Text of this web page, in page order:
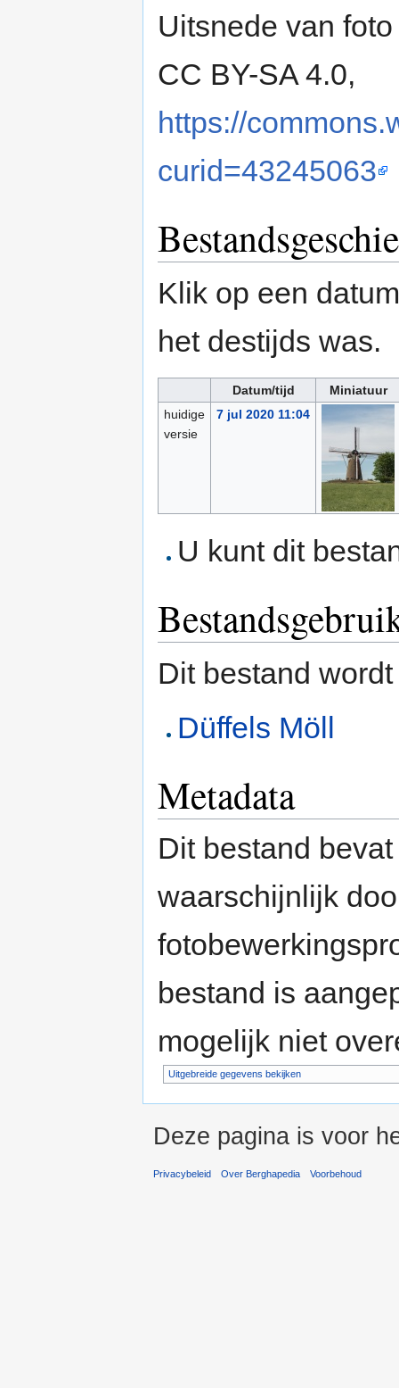
Uitsnede van
CC BY-SA 4.0,
https://
curid=43245063
Klik op een
het destijds was.
Datum/tijd
Miniatuur
huidige
versie
7 jul 2020 11:04
U kunt dit
Dit bestand
Düffels Möll
Metadata
Dit bestand
waarschijnlijk
bestand is
mogelijk niet
Uitgebreide gegevens bekijken
Deze pagina is voor
Privacybeleid Over Berghapedia Voorbehoud